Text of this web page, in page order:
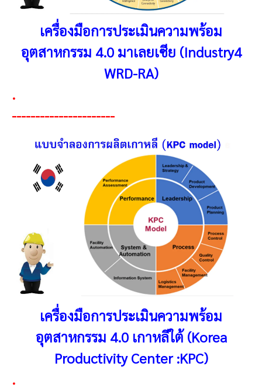
เครื่องมือการประเมินความพร้อม
อุตสาหกรรม 4.0 มาเลยเซีย (Industry4
WRD-RA)
.
----------------------
เครื่องมือการประเมินความพร้อม
อุตสาหกรรม 4.0 เกาหลีใต้ (Korea
Productivity Center :KPC)
.